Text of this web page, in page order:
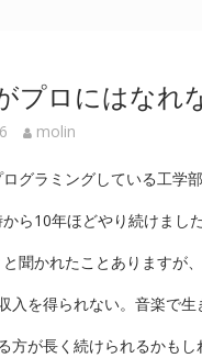
プロにはなれ
molin
グラミングしている工学
ら10年ほどやり続けまし
聞かれたことありますが
入を得られない。音楽で
方が長く続けられるかもし